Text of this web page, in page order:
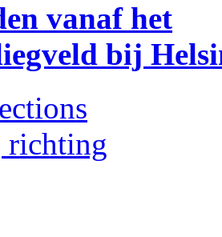
vanaf het
bij